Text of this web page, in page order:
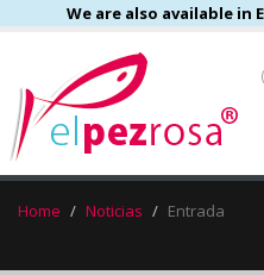
We are also available in
Home Noticias Entrada